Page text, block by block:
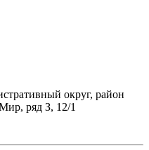
округ, район
ряд З, 12/1